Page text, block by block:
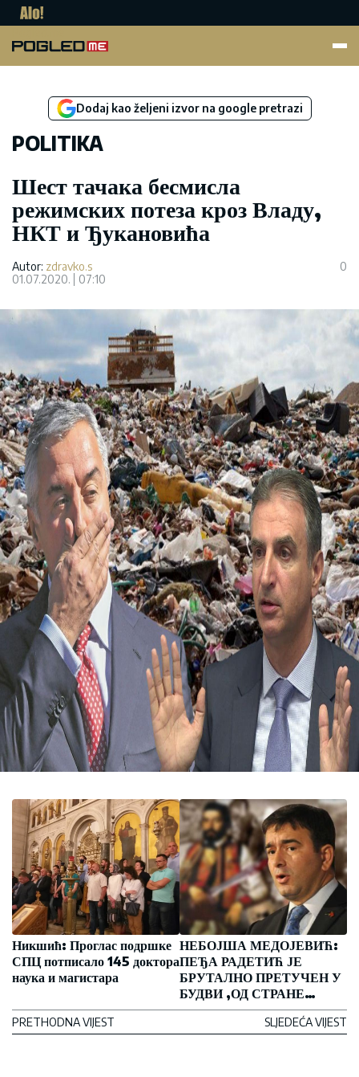
Dodaj kao željeni izvor na google pretrazi
POLITIKA
Шест тачака бесмисла
режимских потеза кроз Владу,
НКТ и Ђукановића
Autor: zdravko.s
01.07.2020.
07:10
0
Никшић: Проглас подршке
СПЦ потписало 145 доктора
наука и магистара
PRETHODNA VIJEST
НЕБОЈША МЕДОЈЕВИЋ:
ПЕЂА РАДЕТИЋ ЈЕ
БРУТАЛНО ПРЕТУЧЕН У
БУДВИ ,ОД СТРАНЕ
ПАРТИЈСКЕ МИЛИЦИЈЕ
SLJEDEĆA VIJEST